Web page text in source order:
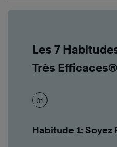
Les 7
Très Efficaces®
01
Habitude 1: